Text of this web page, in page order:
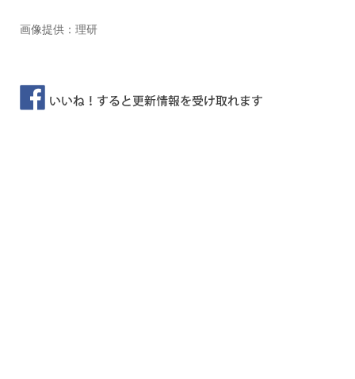
画像提供：理研